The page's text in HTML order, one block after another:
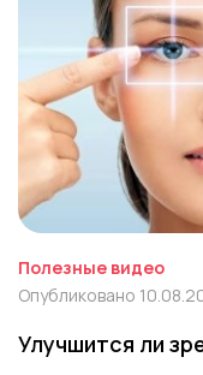
Полезные видео
Опубликовано
Улучшится ли